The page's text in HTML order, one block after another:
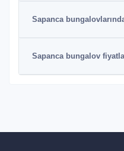
Sapanca
Sapanca bungalov